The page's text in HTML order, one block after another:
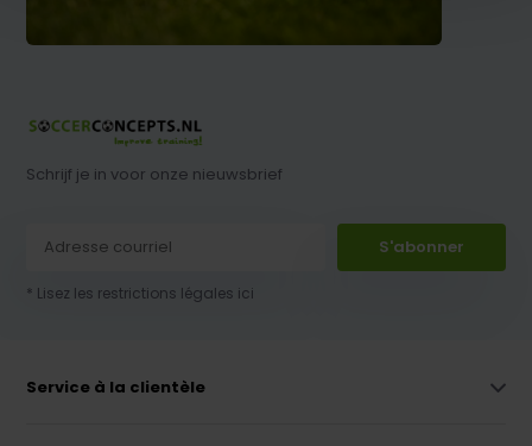
Schrijf je in voor onze nieuwsbrief
S'abonner
* Lisez les restrictions légales ici
Service à la clientèle